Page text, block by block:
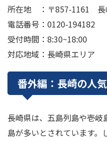
所在地 ：〒857-1161 長
電話番号：0120-194182
受付時間：8:30~18:00
対応地域：長崎県エリア
番外編：長崎の人
長崎県は、五島列島や壱岐
島が多いとされています